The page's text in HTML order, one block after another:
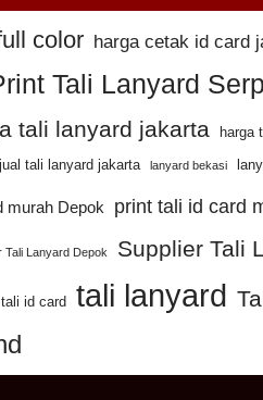
color harga cetak id card
Tali Lanyard
tali lanyard jakarta harga
jual tali lanyard jakarta lanyard bekasi
murah Depok print tali id card
Tali Lanyard Depok Supplier Tali
tali id card tali lanyard